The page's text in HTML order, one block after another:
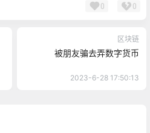
0 0
区块链
被朋友骗去弄数字货币
2023-6-28 17:50:13